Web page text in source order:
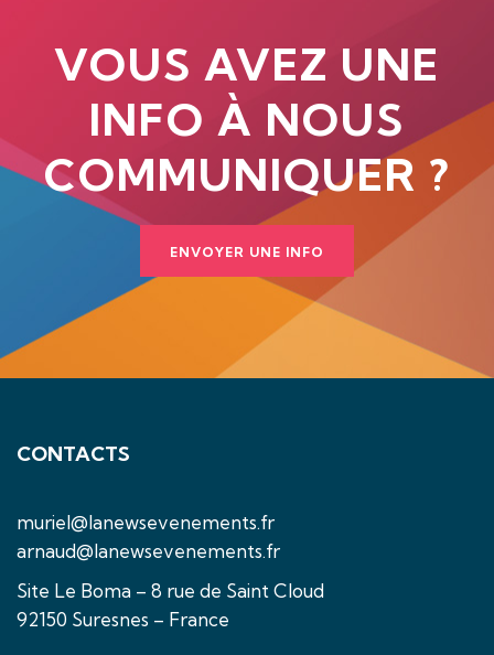
VOUS AVEZ UNE
INFO À NOUS
COMMUNIQUER ?
ENVOYER UNE INFO
CONTACTS
muriel@lanewsevenements.fr
arnaud@lanewsevenements.fr
Site Le Boma – 8 rue de Saint Cloud
92150 Suresnes – France